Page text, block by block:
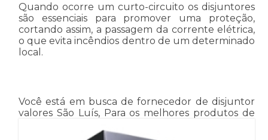
Quando ocorre um curto-circuito os disjuntores
são essenciais para promover uma proteção,
cortando assim, a passagem da corrente elétrica,
o que evita incêndios dentro de um determinado
local.
Você está em busca de fornecedor de disjuntor
valores São Luís, Para os melhores produtos de